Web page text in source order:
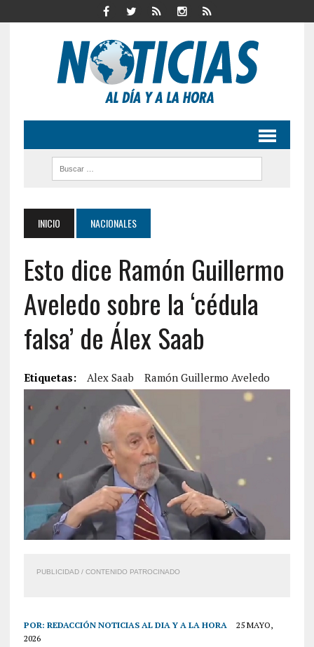
INICIO NACIONALES
Esto dice Ramón Guillermo
Aveledo sobre la ‘cédula
falsa’ de Álex Saab
Etiquetas: Alex Saab Ramón Guillermo Aveledo
PUBLICIDAD / CONTENIDO PATROCINADO
POR: REDACCIÓN NOTICIAS AL DIA Y A LA HORA
25 MAYO,
2026